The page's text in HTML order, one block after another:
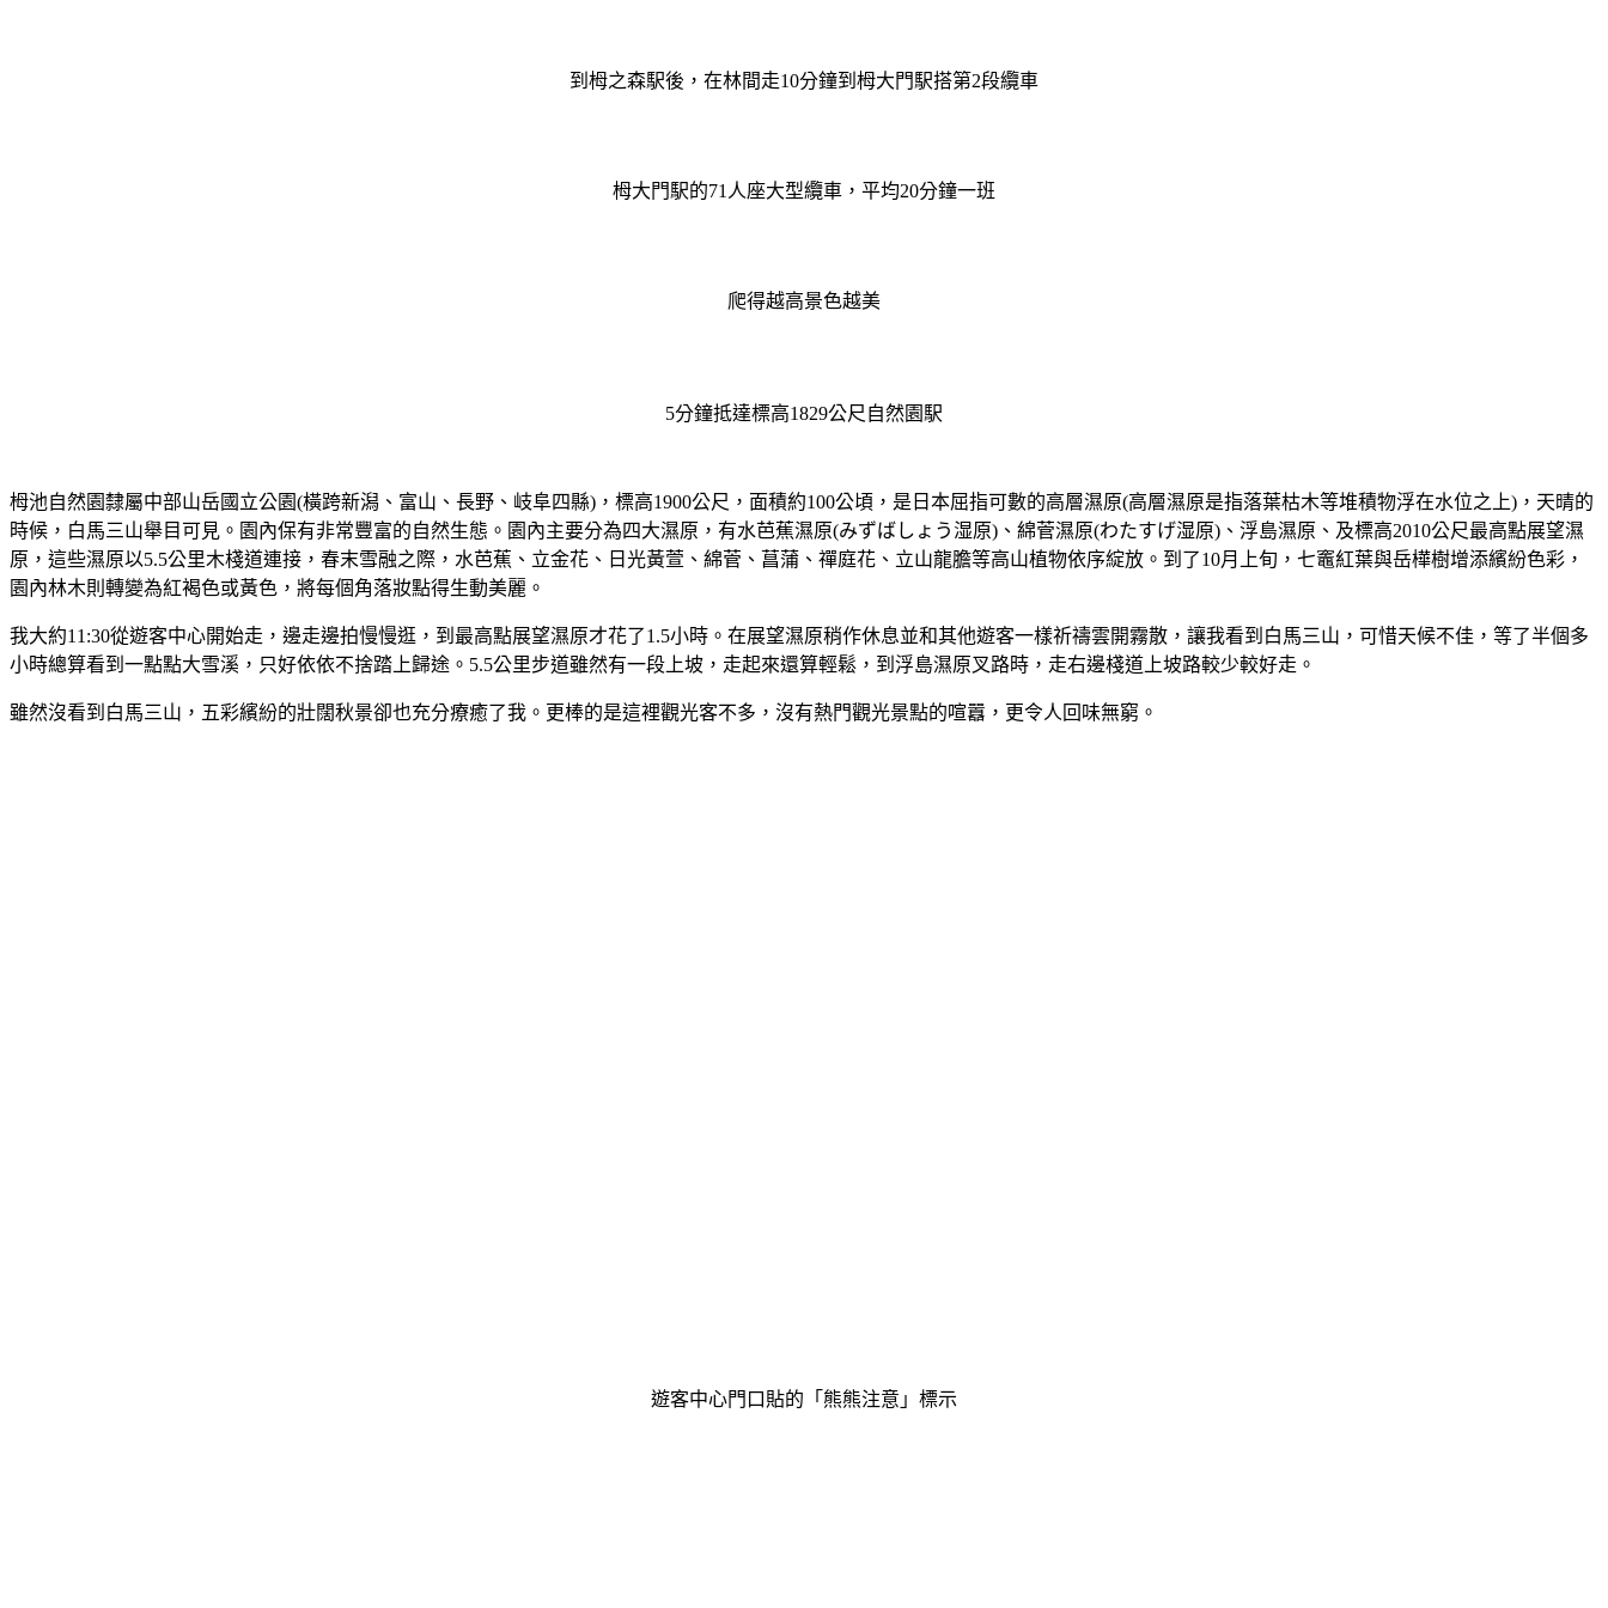
到栂之森駅後，在林間走10分鐘到栂大門駅搭第2段纜車
栂大門駅的71人座大型纜車，平均20分鐘一班
爬得越高景色越美
5分鐘抵達標高1829公尺自然園駅
栂池自然園隸屬中部山岳國立公園(橫跨新潟、富山、長野、岐阜四縣)，標高1900公尺，面積約100公頃，是日本屈指可數的高層濕原(高層濕原是指落葉枯木等堆積物浮在水位之上)，天晴的
時候，白馬三山舉目可見。園內保有非常豐富的自然生態。園內主要分為四大濕原，有水芭蕉濕原(みずばしょう湿原)、綿菅濕原(わたすげ湿原)、浮島濕原、及標高2010公尺最高點展望濕
原，這些濕原以5.5公里木棧道連接，春末雪融之際，水芭蕉、立金花、日光黃萱、綿菅、菖蒲、禪庭花、立山龍膽等高山植物依序綻放。到了10月上旬，七竈紅葉與岳樺樹增添繽紛色彩，
園內林木則轉變為紅褐色或黃色，將每個角落妝點得生動美麗。
我大約11:30從遊客中心開始走，邊走邊拍慢慢逛，到最高點展望濕原才花了1.5小時。在展望濕原稍作休息並和其他遊客一樣祈禱雲開霧散，讓我看到白馬三山，可惜天候不佳，等了半個多
小時總算看到一點點大雪溪，只好依依不捨踏上歸途。5.5公里步道雖然有一段上坡，走起來還算輕鬆，到浮島濕原叉路時，走右邊棧道上坡路較少較好走。
雖然沒看到白馬三山，五彩繽紛的壯闊秋景卻也充分療癒了我。更棒的是這裡觀光客不多，沒有熱門觀光景點的喧囂，更令人回味無窮。
遊客中心門口貼的「熊熊注意」標示